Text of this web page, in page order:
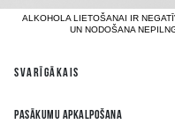
ALKOHOLA LIETOŠANAI IR
UN NODOŠANA
SVARĪGĀKAIS
PASĀKUMU APKALPOŠANA